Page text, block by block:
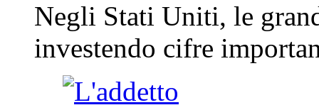
Negli Stati Uniti, le
investendo cifre